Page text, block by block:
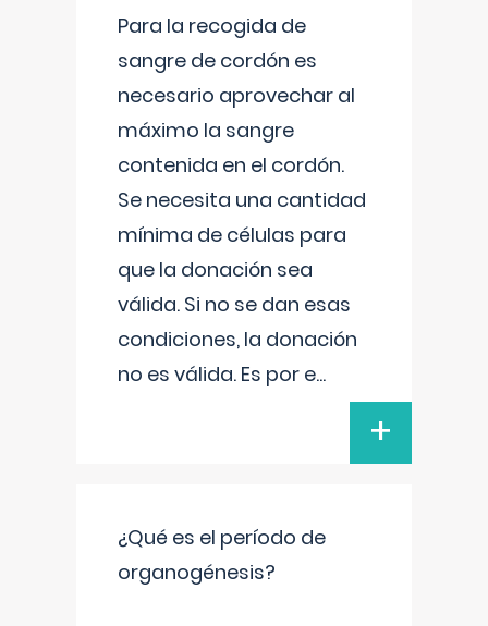
Para la recogida de
sangre de cordón es
necesario aprovechar al
máximo la sangre
contenida en el cordón.
Se necesita una cantidad
mínima de células para
que la donación sea
válida. Si no se dan esas
condiciones, la donación
no es válida. Es por e...
+
¿Qué es el período de
organogénesis?